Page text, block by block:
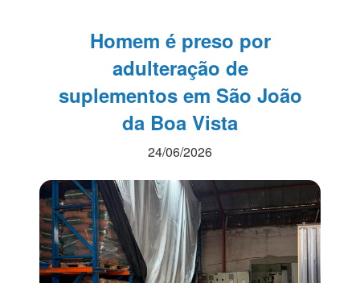
Homem é preso por
adulteração de
suplementos em São João
da Boa Vista
24/06/2026